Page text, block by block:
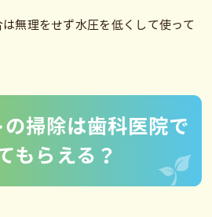
無理をせず水圧を低くして使って
掃除は歯科医院で
もらえる？